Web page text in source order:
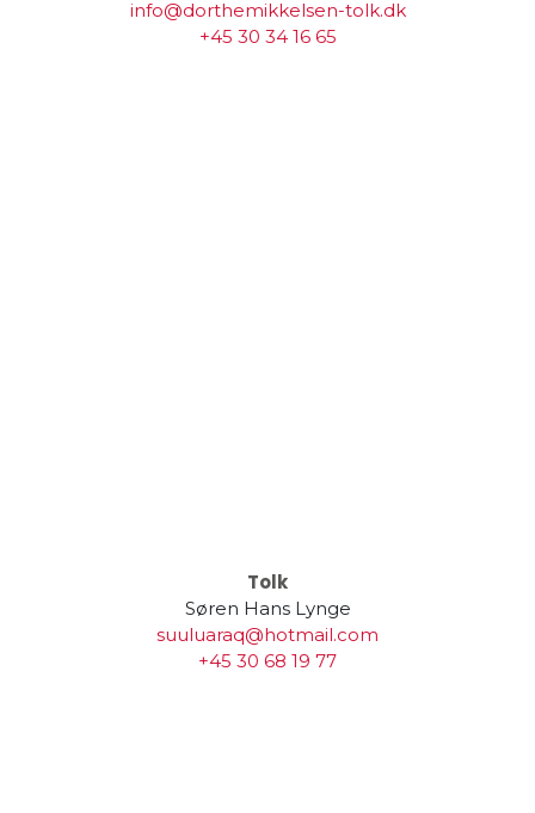
info@dorthemikkelsen-tolk.dk
+45 30 34 16 65
Tolk
Søren Hans Lynge
suuluaraq@hotmail.com
+45 30 68 19 77